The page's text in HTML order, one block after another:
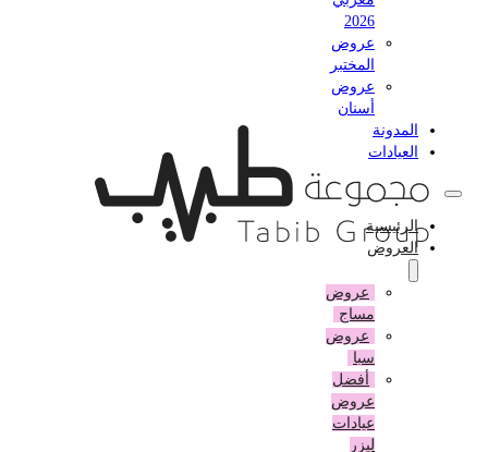
عروض
المختبر
عروض
أسنان
المدونة
العيادات
الرئيسية
العروض
عروض
مساج
عروض
أفضل
عروض
عيادات